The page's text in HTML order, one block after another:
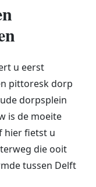
u eerst
pittoresk dorp
dorpsplein
is de moeite
hier fietst u
die ooit
tussen Delft